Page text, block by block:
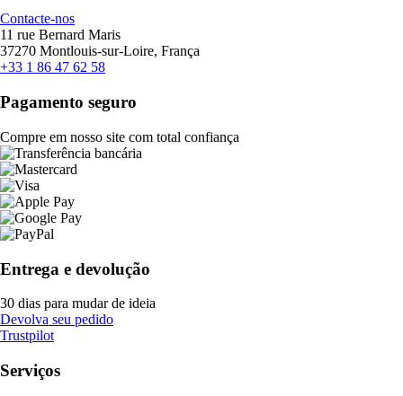
Contacte-nos
11 rue Bernard Maris
37270 Montlouis-sur-Loire, França
+33 1 86 47 62 58
Pagamento seguro
Compre em nosso site com total confiança
Entrega e devolução
30 dias para mudar de ideia
Devolva seu pedido
Trustpilot
Serviços